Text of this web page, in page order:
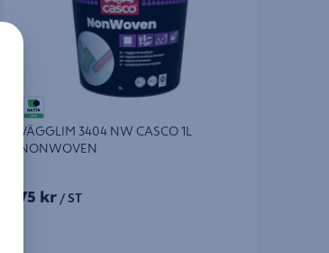
VÄGGLIM 3404 NW CASCO 1L
NONWOVEN
75 kr / ST